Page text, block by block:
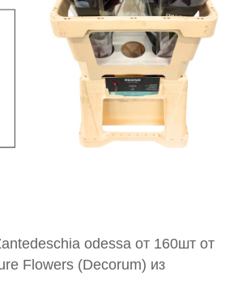
odessa от 160шт от
Flowers (Decorum) из